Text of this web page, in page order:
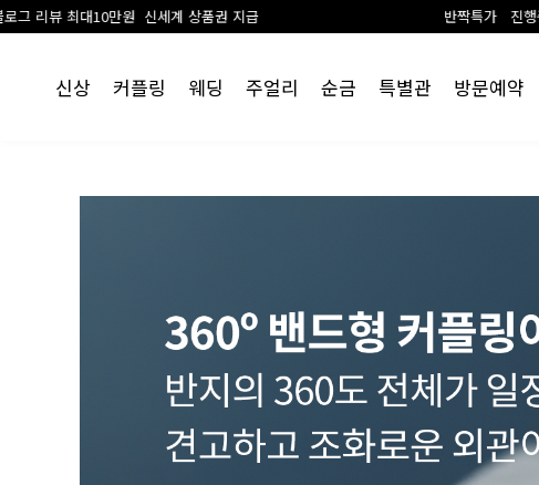
세계 상품권 지급
신상 커플링 웨딩 주얼리 순금 특별관 방문예약